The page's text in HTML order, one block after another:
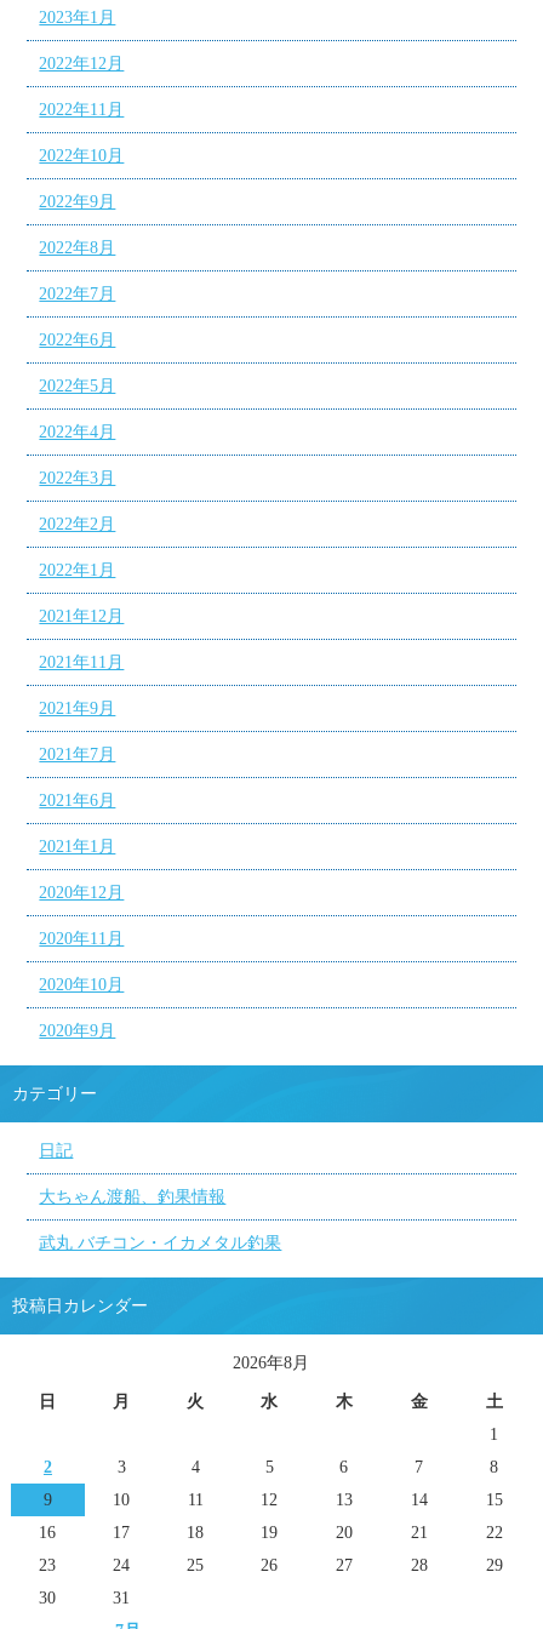
2023年1月
2022年12月
2022年11月
2022年10月
2022年9月
2022年8月
2022年7月
2022年6月
2022年5月
2022年4月
2022年3月
2022年2月
2022年1月
2021年12月
2021年11月
2021年9月
2021年7月
2021年6月
2021年1月
2020年12月
2020年11月
2020年10月
2020年9月
カテゴリー
日記
大ちゃん渡船、釣果情報
武丸 バチコン・イカメタル釣果
投稿日カレンダー
2026年8月
日 月 火 水 木 金 土
1
2
3 4 5 6 7
8
9
10 11 12 13 14
15
16
17 18 19 20 21
22
23
24 25 26 27 28
29
30
31